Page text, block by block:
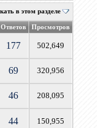
в этом разделе
Ответов Просмотров
177 502,649
69 320,956
46 208,095
44 150,955